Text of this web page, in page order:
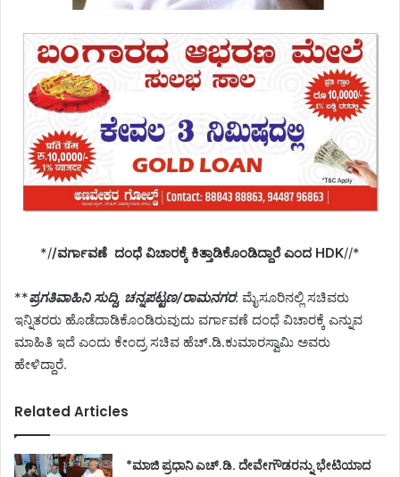
*//ವರ್ಗಾವಣೆ ದಂಧೆ ವಿಚಾರಕ್ಕೆ ಕಿತ್ತಾಡಿಕೊಂಡಿದ್ದಾರೆ ಎಂದ HDK//*
**ಪ್ರಗತಿವಾಹಿನಿ ಸುದ್ದಿ, ಚನ್ನಪಟ್ಟಣ/ರಾಮನಗರ: ಮೈಸೂರಿನಲ್ಲಿ ಸಚಿವರು
ಇನ್ನಿತರರು ಹೊಡೆದಾಡಿಕೊಂಡಿರುವುದು ವರ್ಗಾವಣೆ ದಂಧೆ ವಿಚಾರಕ್ಕೆ ಎನ್ನುವ
ಮಾಹಿತಿ ಇದೆ ಎಂದು ಕೇಂದ್ರ ಸಚಿವ ಹೆಚ್.ಡಿ.ಕುಮಾರಸ್ವಾಮಿ ಅವರು
ಹೇಳಿದ್ದಾರೆ.
Related Articles
*ಮಾಜಿ ಪ್ರಧಾನಿ ಎಚ್.ಡಿ. ದೇವೇಗೌಡರನ್ನು ಭೇಟಿಯಾದ